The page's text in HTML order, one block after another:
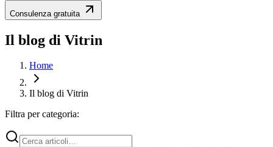
Consulenza gratuita
Il blog di Vitrin
Home
Il blog di Vitrin
Filtra per categoria: